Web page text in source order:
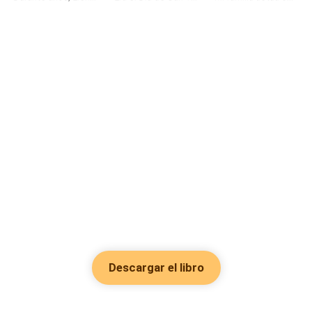
Descargar el libro